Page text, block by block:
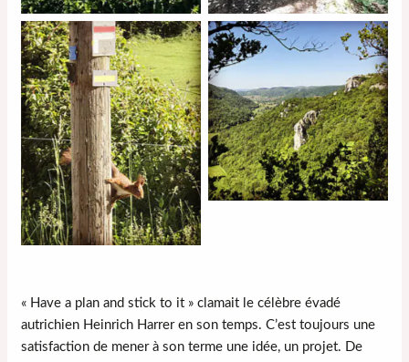
« Have a plan and stick to it » clamait le célèbre évadé
autrichien Heinrich Harrer en son temps. C’est toujours une
satisfaction de mener à son terme une idée, un projet. De